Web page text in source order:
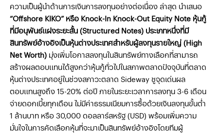
ความเป็นผู้นำด้านการเงินการลงทุนอย่างต่อเนื่อง ล่าสุด นำเสนอ
“Offshore KIKO” หรือ Knock-In Knock-Out Equity Note หุ้นกู้
ที่มีอนุพันธ์แฝงระยะสั้น (Structured Notes) ประเภทหนึ่งที่มี
สินทรัพย์อ้างอิงเป็นหุ้นต่างประเทศสำหรับผู้ลงทุนรายใหญ่ (High
Net Worth) มุ่งเพิ่มโอกาสลงทุนในสินทรัพย์ทางเลือกที่สามารถ
สร้างผลตอบแทนได้สูงกว่าหุ้นกู้ทั่วไปในสภาพตลาดปัจจุบันที่ตลาด
หุ้นต่างประเทศอยู่ในช่วงสภาวะตลาด Sideway ชูจุดเด่นผล
ตอบแทนสูงถึง 15-20% ต่อปี ภายในระยะเวลาการลงทุน 3-6 เดือน
จ่ายดอกเบี้ยทุกเดือน ไม่มีค่าธรรมเนียมการซื้อด้วยเงินลงทุนขั้นต่ำ
1 ล้านบาท หรือ 30,000 ดอลลาร์สหรัฐ (USD) พร้อมเพิ่มความ
มั่นใจในการคัดเลือกหุ้นที่จะมาเป็นสินทรัพย์อ้างอิงโดยทีมผู้